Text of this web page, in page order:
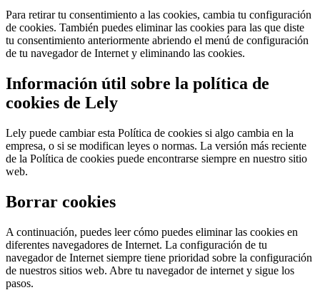
Para retirar tu consentimiento a las cookies, cambia tu configuración
de cookies. También puedes eliminar las cookies para las que diste
tu consentimiento anteriormente abriendo el menú de configuración
de tu navegador de Internet y eliminando las cookies.
Información útil sobre la política de
cookies de Lely
Lely puede cambiar esta Política de cookies si algo cambia en la
empresa, o si se modifican leyes o normas. La versión más reciente
de la Política de cookies puede encontrarse siempre en nuestro sitio
web.
Borrar cookies
A continuación, puedes leer cómo puedes eliminar las cookies en
diferentes navegadores de Internet. La configuración de tu
navegador de Internet siempre tiene prioridad sobre la configuración
de nuestros sitios web. Abre tu navegador de internet y sigue los
pasos.